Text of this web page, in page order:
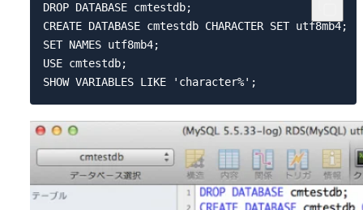
DROP DATABASE cmtestdb;
CREATE DATABASE cmtestdb CHARACTER SET utf8mb4;
SET NAMES utf8mb4;
USE cmtestdb;